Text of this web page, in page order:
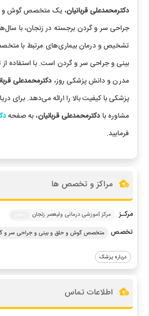
دکترمحمدعلی قربانیان، یک متخصص گوش و
جراحی سر و گردن برجسته در زنجان، با
تشخیص و درمان بیماری‌های مرتبط با
بینی و جراحی سر و گردن است. با استفاده از
مدرن و دانش پزشکی روز، دکترمحمدعلی
پزشکی با کیفیت بالا را ارائه می‌دهد. برای
مشاوره با دکترمحمدعلی قربانیان، به صفحه
فرمایید.
مراکز و تخصص ها
مرکـز مرکز آموزشی درمانی ولیعصر زنجان
تخصص متخصص گوش و حلق و بینی و جراحی سر و
درباره پزشک
اطلاعات تماس